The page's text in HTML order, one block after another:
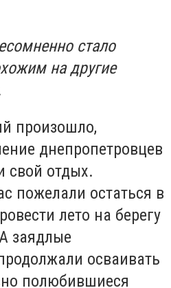
стало
на другие
произошло,
днепропетровцев
свой отдых.
пожелали остаться в
лето на берегу
заядлые
осваивать
полюбившиеся